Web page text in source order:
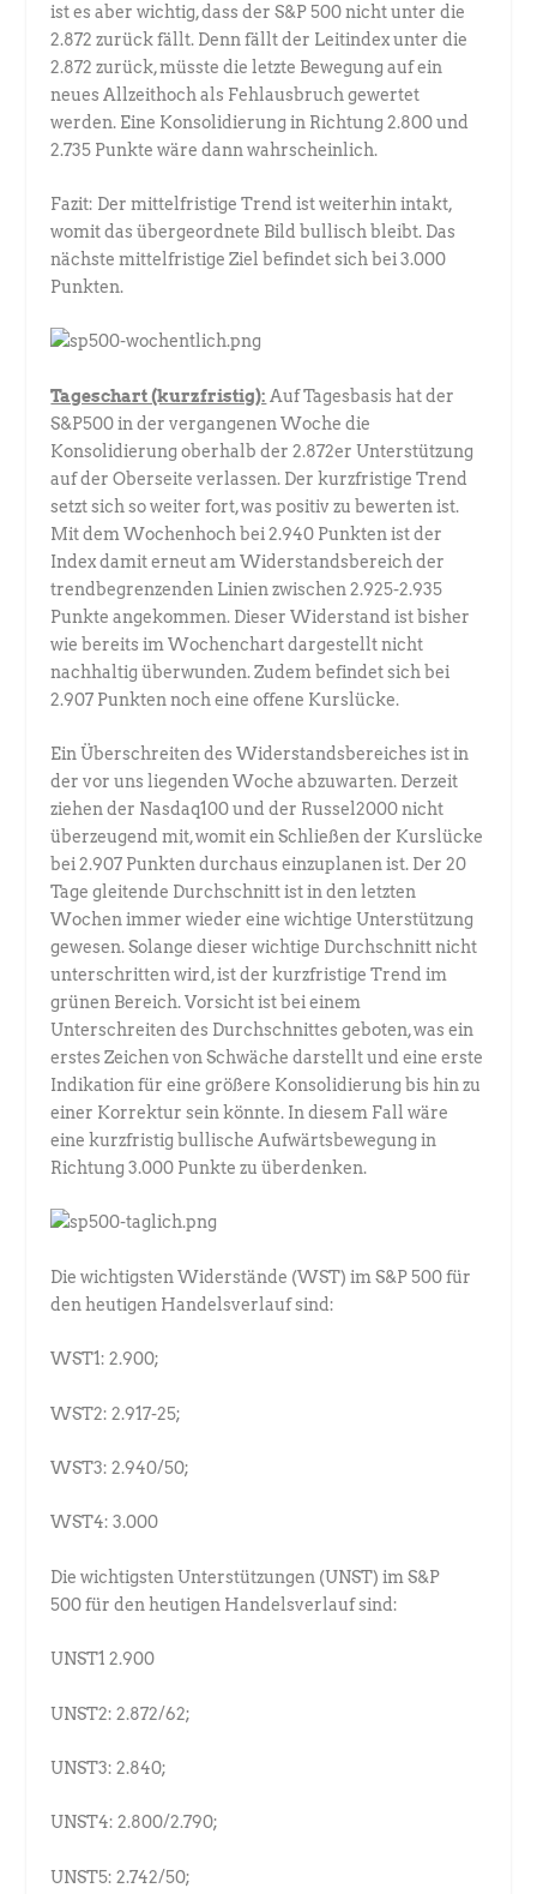
ist es aber wichtig, dass der S&P 500 nicht unter die
2.872 zurück fällt. Denn fällt der Leitindex unter die
2.872 zurück, müsste die letzte Bewegung auf ein
neues Allzeithoch als Fehlausbruch gewertet
werden. Eine Konsolidierung in Richtung 2.800 und
2.735 Punkte wäre dann wahrscheinlich.
Fazit: Der mittelfristige Trend ist weiterhin intakt,
womit das übergeordnete Bild bullisch bleibt. Das
nächste mittelfristige Ziel befindet sich bei 3.000
Punkten.
Tageschart (kurzfristig): Auf Tagesbasis hat der
S&P500 in der vergangenen Woche die
Konsolidierung oberhalb der 2.872er Unterstützung
auf der Oberseite verlassen. Der kurzfristige Trend
setzt sich so weiter fort, was positiv zu bewerten ist.
Mit dem Wochenhoch bei 2.940 Punkten ist der
Index damit erneut am Widerstandsbereich der
trendbegrenzenden Linien zwischen 2.925-2.935
Punkte angekommen. Dieser Widerstand ist bisher
wie bereits im Wochenchart dargestellt nicht
nachhaltig überwunden. Zudem befindet sich bei
2.907 Punkten noch eine offene Kurslücke.
Ein Überschreiten des Widerstandsbereiches ist in
der vor uns liegenden Woche abzuwarten. Derzeit
ziehen der Nasdaq100 und der Russel2000 nicht
überzeugend mit, womit ein Schließen der Kurslücke
bei 2.907 Punkten durchaus einzuplanen ist. Der 20
Tage gleitende Durchschnitt ist in den letzten
Wochen immer wieder eine wichtige Unterstützung
gewesen. Solange dieser wichtige Durchschnitt nicht
unterschritten wird, ist der kurzfristige Trend im
grünen Bereich. Vorsicht ist bei einem
Unterschreiten des Durchschnittes geboten, was ein
erstes Zeichen von Schwäche darstellt und eine erste
Indikation für eine größere Konsolidierung bis hin zu
einer Korrektur sein könnte. In diesem Fall wäre
eine kurzfristig bullische Aufwärtsbewegung in
Richtung 3.000 Punkte zu überdenken.
Die wichtigsten Widerstände (WST) im S&P 500 für
den heutigen Handelsverlauf sind:
WST1: 2.900;
WST2: 2.917-25;
WST3: 2.940/50;
WST4: 3.000
Die wichtigsten Unterstützungen (UNST) im S&P
500 für den heutigen Handelsverlauf sind:
UNST1 2.900
UNST2: 2.872/62;
UNST3: 2.840;
UNST4: 2.800/2.790;
UNST5: 2.742/50;